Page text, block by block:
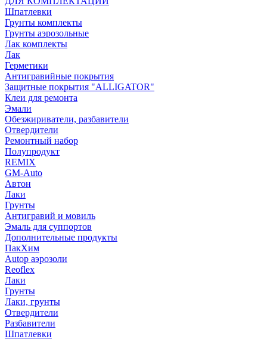
Шпатлевки
Грунты комплекты
Грунты аэрозольные
Лак комплекты
Лак
Герметики
Антигравийные покрытия
Защитные покрытия "ALLIGATOR"
Клеи для ремонта
Эмали
Обезжириватели, разбавители
Отвердители
Ремонтный набор
Полупродукт
REMIX
GM-Auto
Автон
Лаки
Грунты
Антигравий и мовиль
Эмаль для суппортов
Дополнительные продукты
ПакХим
Autop аэрозоли
Reoflex
Лаки
Грунты
Лаки, грунты
Отвердители
Разбавители
Шпатлевки